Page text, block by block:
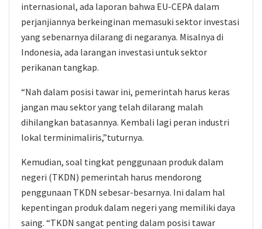
internasional, ada laporan bahwa EU-CEPA dalam
perjanjiannya berkeinginan memasuki sektor investasi
yang sebenarnya dilarang di negaranya. Misalnya di
Indonesia, ada larangan investasi untuk sektor
perikanan tangkap.
“Nah dalam posisi tawar ini, pemerintah harus keras
jangan mau sektor yang telah dilarang malah
dihilangkan batasannya. Kembali lagi peran industri
lokal terminimaliris,”tuturnya.
Kemudian, soal tingkat penggunaan produk dalam
negeri (TKDN) pemerintah harus mendorong
penggunaan TKDN sebesar-besarnya. Ini dalam hal
kepentingan produk dalam negeri yang memiliki daya
saing. “TKDN sangat penting dalam posisi tawar